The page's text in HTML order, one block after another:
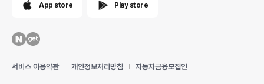
App store Play store
서비스 이용약관 개인정보처리방침 자동차금융모집인